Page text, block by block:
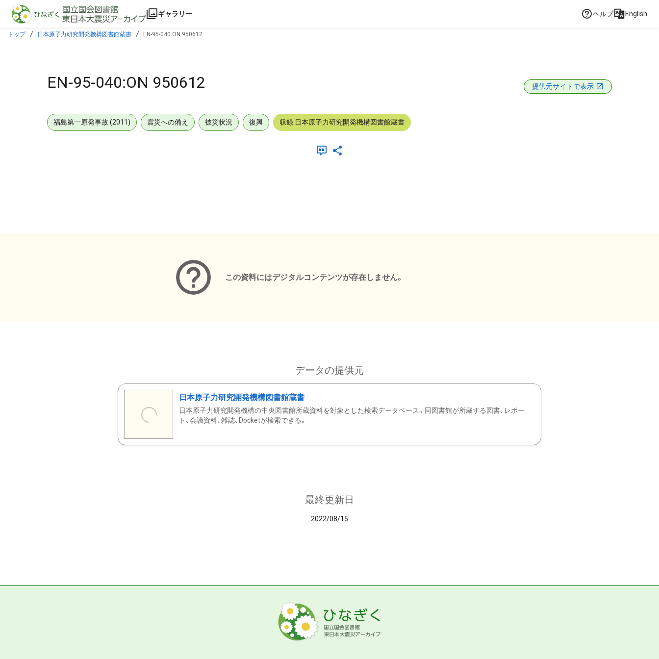
本文に飛ぶ
ギャラリー ヘルプ English
トップ 日本原子力研究開発機構図書館蔵書 EN-95-040:ON 950612
EN-95-040:ON 950612 提供元サイトで表示
福島第一原発事故 (2011) 震災への備え 被災状況 復興 収録:日本原子力研究開発機構図書館蔵書
この資料にはデジタルコンテンツが存在しません。
データの提供元
日本原子力研究開発機構図書館蔵書
日本原子力研究開発機構の中央図書館所蔵資料を対象とした検索データベース。同図書館が所蔵する図書、レポー
ト、会議資料、雑誌、Docketが検索できる。
最終更新日
2022/08/15